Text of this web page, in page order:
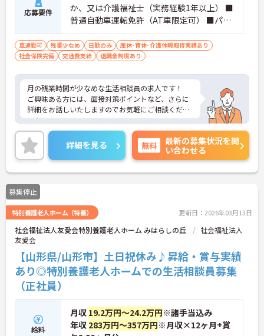
応募要件
か、又は介護福祉士（実務経験1年以上） ■
普通自動車運転免許（AT車限定可） ■パソ
コン操作（Excel及びWord）※未経験相談
可、経験者優遇します
車通勤可 残業少なめ 日勤のみ
産休･育休･介護休暇取得実績あり
社会保険完備
交通費支給 退職金制度あり
月の残業時間が少なめな生活相談員の求人です！
ご興味ある方には、面接対策ポイントなど、さらに
詳細をお話しいたしますのでお気軽にご相談くださ
い！
詳細を見る 無料
最新の募集状況を問
い合わせる
募集停止
特別養護老人ホーム（特養） 更新日：2026年03月13日
社会福祉法人友愛会特別養護老人ホーム みはらしの丘
社会福祉法人
友愛会
【山形県/山形市】土日祝休み♪昇給・賞与実績
あり◎特別養護老人ホームでの生活相談員募集
（正社員）
給料
月収 19.2万円～24.2万円※諸手当込み
年収 283万円～357万円※月収×12ヶ月+賞